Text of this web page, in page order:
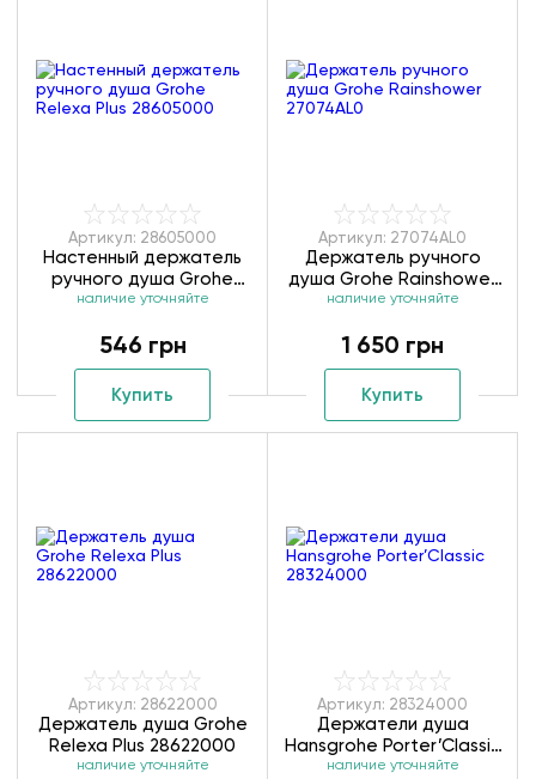
Артикул: 28605000
Настенный держатель
ручного душа Grohe
Relexa Plus 28605000
наличие уточняйте
546 грн
Купить
Артикул: 27074AL0
Держатель ручного
душа Grohe Rainshower
27074AL0
наличие уточняйте
1 650 грн
Купить
Артикул: 28622000
Держатель душа Grohe
Relexa Plus 28622000
наличие уточняйте
Артикул: 28324000
Держатели душа
Hansgrohe Porter’Classic
28324000
наличие уточняйте